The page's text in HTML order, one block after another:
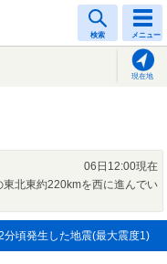
検索 メニュー
現在地
06日12:00現在
北東約220kmを西に進んでい
分頃発生した地震(最大震度1)